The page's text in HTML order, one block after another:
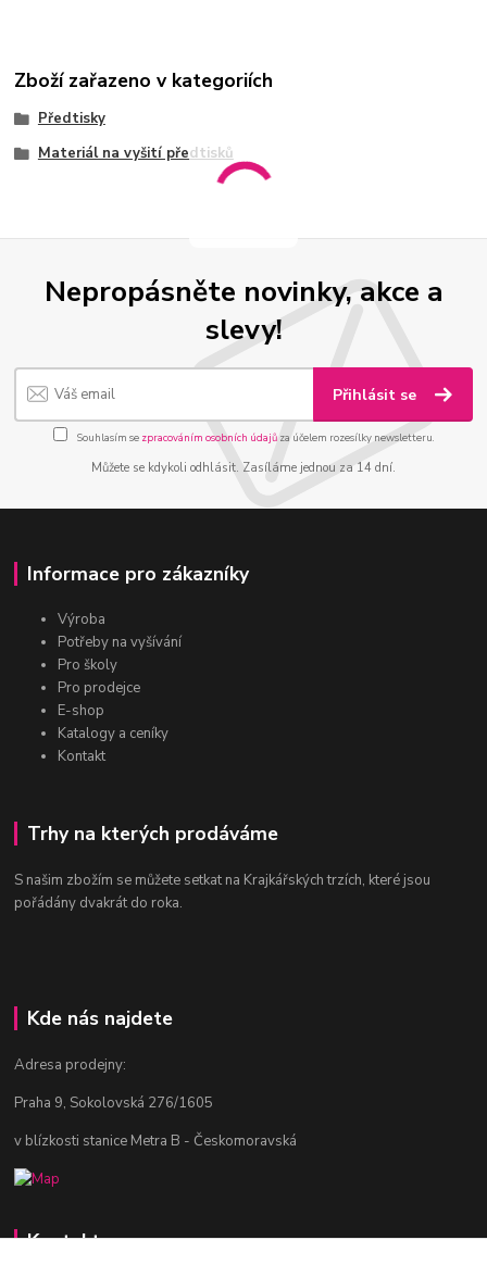
Zboží zařazeno v kategoriích
Předtisky
Materiál na vyšití předtisků
Nepropásněte novinky, akce a
slevy!
Přihlásit se
Souhlasím se zpracováním osobních údajůza účelem rozesílky newsletteru.
Můžete se kdykoli odhlásit. Zasíláme jednou za 14 dní.
Informace pro zákazníky
Výroba
Potřeby na vyšívání
Pro školy
Pro prodejce
E-shop
Katalogy a ceníky
Kontakt
Trhy na kterých prodáváme
S našim zbožím se můžete setkat na Krajkářských trzích, které jsou
pořádány dvakrát do roka.
Kde nás najdete
Adresa prodejny:
Praha 9, Sokolovská 276/1605
v blízkosti stanice Metra B - Českomoravská
Kontakty